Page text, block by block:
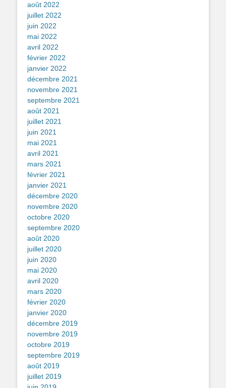
août 2022
juillet 2022
juin 2022
mai 2022
avril 2022
février 2022
janvier 2022
décembre 2021
novembre 2021
septembre 2021
août 2021
juillet 2021
juin 2021
mai 2021
avril 2021
mars 2021
février 2021
janvier 2021
décembre 2020
novembre 2020
octobre 2020
septembre 2020
août 2020
juillet 2020
juin 2020
mai 2020
avril 2020
mars 2020
février 2020
janvier 2020
décembre 2019
novembre 2019
octobre 2019
septembre 2019
août 2019
juillet 2019